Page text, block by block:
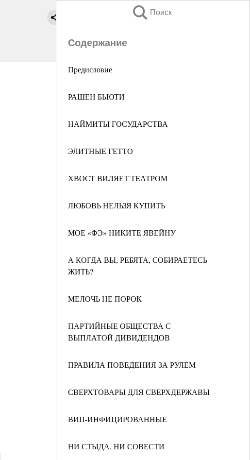
Поиск
Содержание
Предисловие
РАШЕН БЬЮТИ
НАЙМИТЫ ГОСУДАРСТВА
ЭЛИТНЫЕ ГЕТТО
ХВОСТ ВИЛЯЕТ ТЕАТРОМ
ЛЮБОВЬ НЕЛЬЗЯ КУПИТЬ
МОЕ «ФЭ» НИКИТЕ ЯВЕЙНУ
А КОГДА ВЫ, РЕБЯТА, СОБИРАЕТЕСЬ
ЖИТЬ?
МЕЛОЧЬ НЕ ПОРОК
ПАРТИЙНЫЕ ОБЩЕСТВА С
ВЫПЛАТОЙ ДИВИДЕНДОВ
ПРАВИЛА ПОВЕДЕНИЯ ЗА РУЛЕМ
СВЕРХТОВАРЫ ДЛЯ СВЕРХДЕРЖАВЫ
ВИП-ИНФИЦИРОВАННЫЕ
НИ СТЫДА, НИ СОВЕСТИ